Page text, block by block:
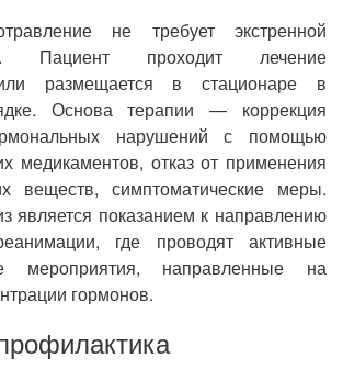
не требует экстренной
Пациент проходит лечение
размещается в стационаре в
Основа терапии — коррекция
нарушений с помощью
медикаментов, отказ от применения
веществ, симптоматические меры.
является показанием к направлению
где проводят активные
мероприятия, направленные на
гормонов.